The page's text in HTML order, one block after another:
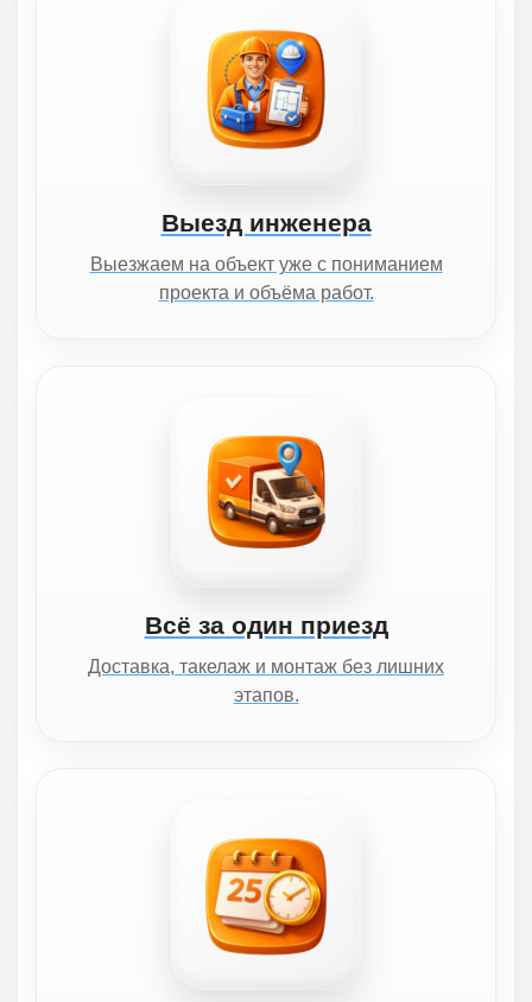
Выезд инженера
Выезжаем на объект уже с пониманием
проекта и объёма работ.
Всё за один приезд
Доставка, такелаж и монтаж без лишних
этапов.